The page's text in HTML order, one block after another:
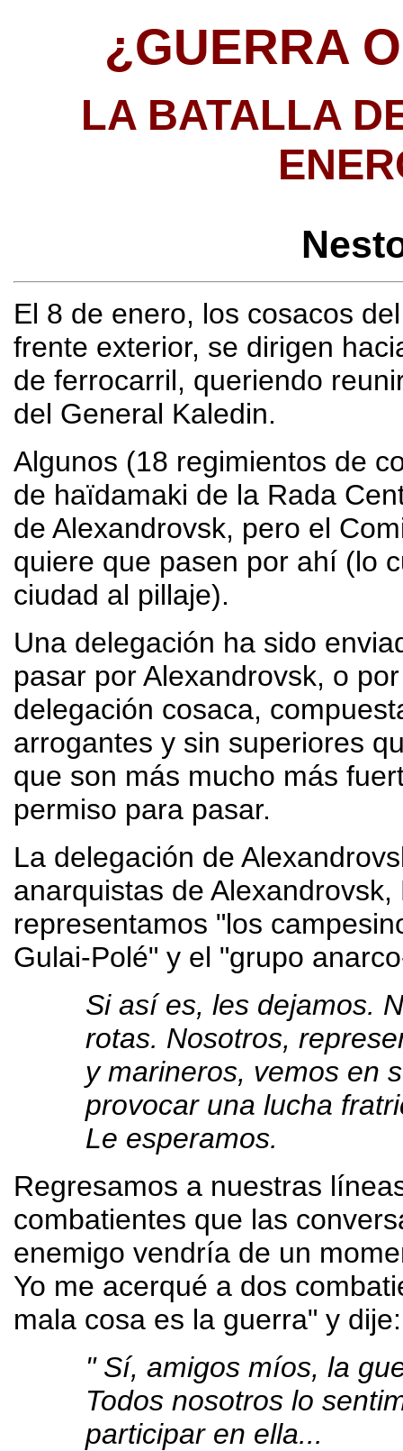
¿GUERRA
LA BATALLA
El 8 de enero, los cosacos
frente exterior, se dirigen
de ferrocarril, queriendo
del General Kaledin.
Algunos (18 regimientos de
de haïdamaki de la Rada
de Alexandrovsk, pero el
quiere que pasen por ahí (lo
ciudad al pillaje).
Una delegación ha sido
pasar por Alexandrovsk, o
delegación cosaca,
arrogantes y sin superiores
que son más mucho más
permiso para pasar.
La delegación de
anarquistas de
representamos "los
Gulai-Polé" y el "grupo
Si así es, les dejamos.
rotas. Nosotros,
y marineros, vemos en
provocar una lucha
Le esperamos.
Regresamos a nuestras
combatientes que las
enemigo vendría de un
Yo me acerqué a dos
mala cosa es la guerra" y dije:
" Sí, amigos míos, la
Todos nosotros lo
participar en ella...